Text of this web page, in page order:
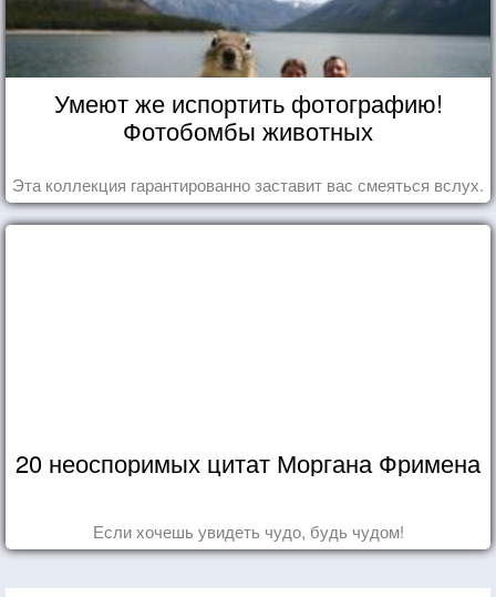
Умеют же испортить фотографию!
Фотобомбы животных
Эта коллекция гарантированно заставит вас смеяться вслух.
20 неоспоримых цитат Моргана Фримена
Если хочешь увидеть чудо, будь чудом!